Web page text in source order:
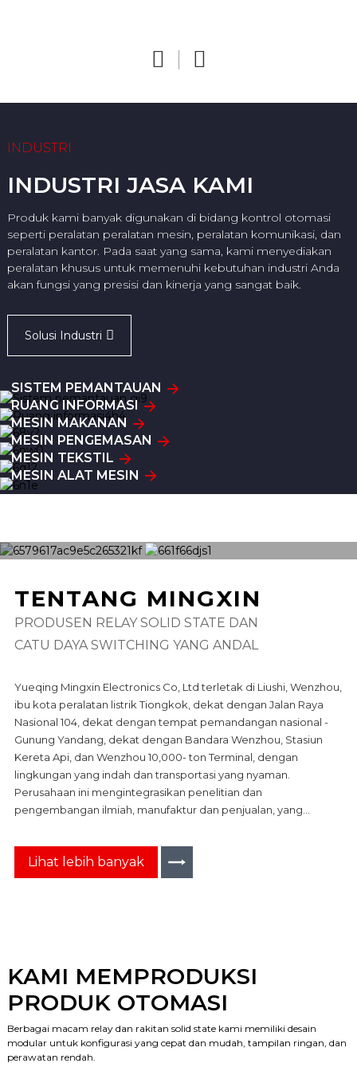
INDUSTRI
INDUSTRI JASA KAMI
Produk kami banyak digunakan di bidang kontrol otomasi
seperti peralatan peralatan mesin, peralatan komunikasi, dan
peralatan kantor. Pada saat yang sama, kami menyediakan
peralatan khusus untuk memenuhi kebutuhan industri Anda
akan fungsi yang presisi dan kinerja yang sangat baik.
Solusi Industri
SISTEM PEMANTAUAN
RUANG INFORMASI
MESIN MAKANAN
MESIN PENGEMASAN
MESIN TEKSTIL
MESIN ALAT MESIN
TENTANG MINGXIN
PRODUSEN RELAY SOLID STATE DAN
CATU DAYA SWITCHING YANG ANDAL
Yueqing Mingxin Electronics Co, Ltd terletak di Liushi, Wenzhou,
ibu kota peralatan listrik Tiongkok, dekat dengan Jalan Raya
Nasional 104, dekat dengan tempat pemandangan nasional -
Gunung Yandang, dekat dengan Bandara Wenzhou, Stasiun
Kereta Api, dan Wenzhou 10,000- ton Terminal, dengan
lingkungan yang indah dan transportasi yang nyaman.
Perusahaan ini mengintegrasikan penelitian dan
pengembangan ilmiah, manufaktur dan penjualan, yang
spesifikasi relai solid-state, modul penyearah, modul
pengaturan tegangan cerdas, relai kecil, relai daya tinggi, relai
waktu, radiator, dll. Ini banyak digunakan di bidang kontrol
Lihat lebih banyak
KAMI MEMPRODUKSI
PRODUK OTOMASI
Berbagai macam relay dan rakitan solid state kami memiliki desain
modular untuk konfigurasi yang cepat dan mudah, tampilan ringan, dan
perawatan rendah.